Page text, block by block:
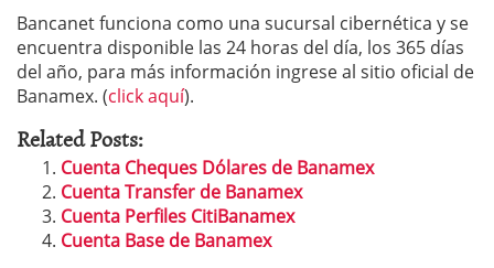
Bancanet funciona como una sucursal cibernética y se
encuentra disponible las 24 horas del día, los 365 días
del año, para más información ingrese al sitio oficial de
Banamex. (click aquí).
Related Posts:
Cuenta Cheques Dólares de Banamex
Cuenta Transfer de Banamex
Cuenta Perfiles CitiBanamex
Cuenta Base de Banamex